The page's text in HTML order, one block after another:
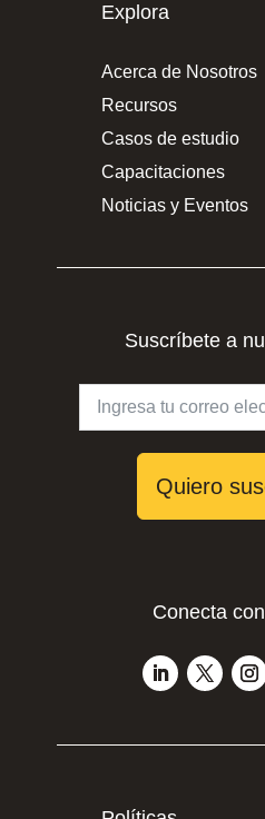
Explora
Acerca de Nosotros
Recursos
Casos de estudio
Capacitaciones
Noticias y Eventos
Suscríbete a
Quiero
Conecta